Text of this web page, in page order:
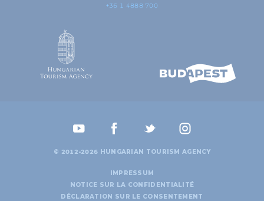
+36 1 4888 700
© 2012-2026 HUNGARIAN TOURISM AGENCY
IMPRESSUM
NOTICE SUR LA CONFIDENTIALITÉ
DÉCLARATION SUR LE CONSENTEMENT